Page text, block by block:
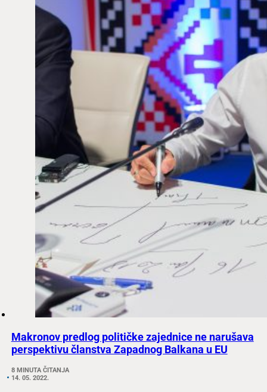
Makronov predlog političke zajednice ne narušava
perspektivu članstva Zapadnog Balkana u EU
8 MINUTA ČITANJA
14. 05. 2022.